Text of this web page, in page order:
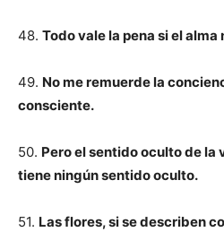
48. Todo vale la pena si el alma
49. No me remuerde la
consciente.
50. Pero el sentido oculto de la
tiene ningún sentido oculto.
51. Las flores, si se describen